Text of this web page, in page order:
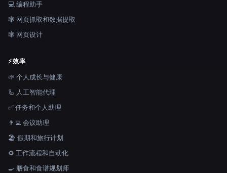
💻 编程助手
🕸️ 网页抓取和数据提取
🕸 网页设计
⚡效率
🌱 个人成长与健康
🦾 人工智能代理
✅ 任务和个人助理
👨‍💻 会议助理
🏖 假期和旅行计划
⚙️ 工作流程和自动化
🍳 膳食和食谱规划师